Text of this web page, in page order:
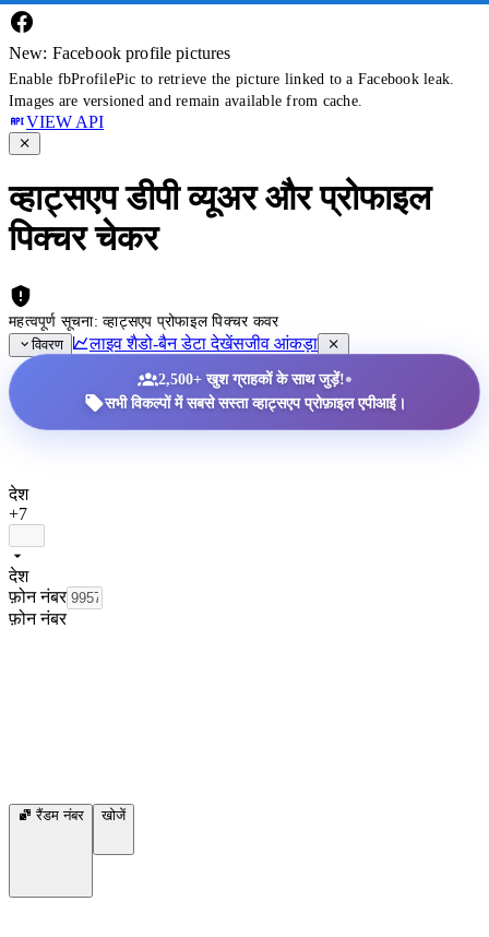
New: Facebook profile pictures
Enable fbProfilePic to retrieve the picture linked to a Facebook leak.
Images are versioned and remain available from cache.
VIEW API
व्हाट्सएप डीपी व्यूअर और प्रोफाइल
पिक्चर चेकर
महत्वपूर्ण सूचना: व्हाट्सएप प्रोफाइल पिक्चर कवर
विवरण
लाइव शैडो-बैन डेटा देखेंसजीव आंकड़ा
2,500+ खुश ग्राहकों के साथ जुड़ें!•
सभी विकल्पों में सबसे सस्ता व्हाट्सएप प्रोफ़ाइल एपीआई।
देश
+7
देश
फ़ोन नंबर
फ़ोन नंबर
रैंडम नंबर खोजें